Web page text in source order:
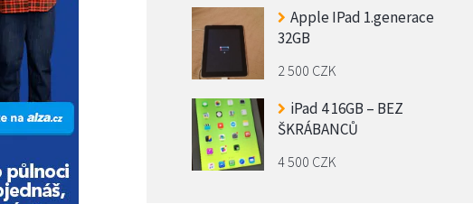
Apple IPad 1.generace
32GB
2 500 CZK
iPad 4 16GB – BEZ
ŠKRÁBANCŮ
4 500 CZK